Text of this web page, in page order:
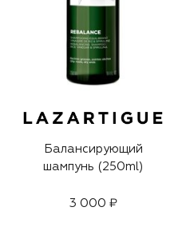
Балансирующий
шампунь (250ml)
3 000 ₽